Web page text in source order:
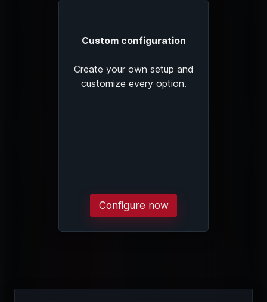
Custom configuration
Create your own setup and
customize every option.
Configure now